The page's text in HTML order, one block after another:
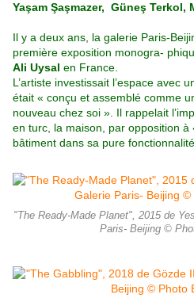
Yaşam Şaşmazer, Güneş Terkol,
Il y a deux ans, la galerie Paris-
première exposition monogra-
Ali Uysal en France.
L’artiste investissait l’espace avec
était « conçu et assemblé comme
nouveau chez soi ». Il rappelait
en turc, la maison, par opposition à
bâtiment dans sa pure fonctionnalité.
"The Ready-Made Planet", 2015 de
Paris- Beijing ©